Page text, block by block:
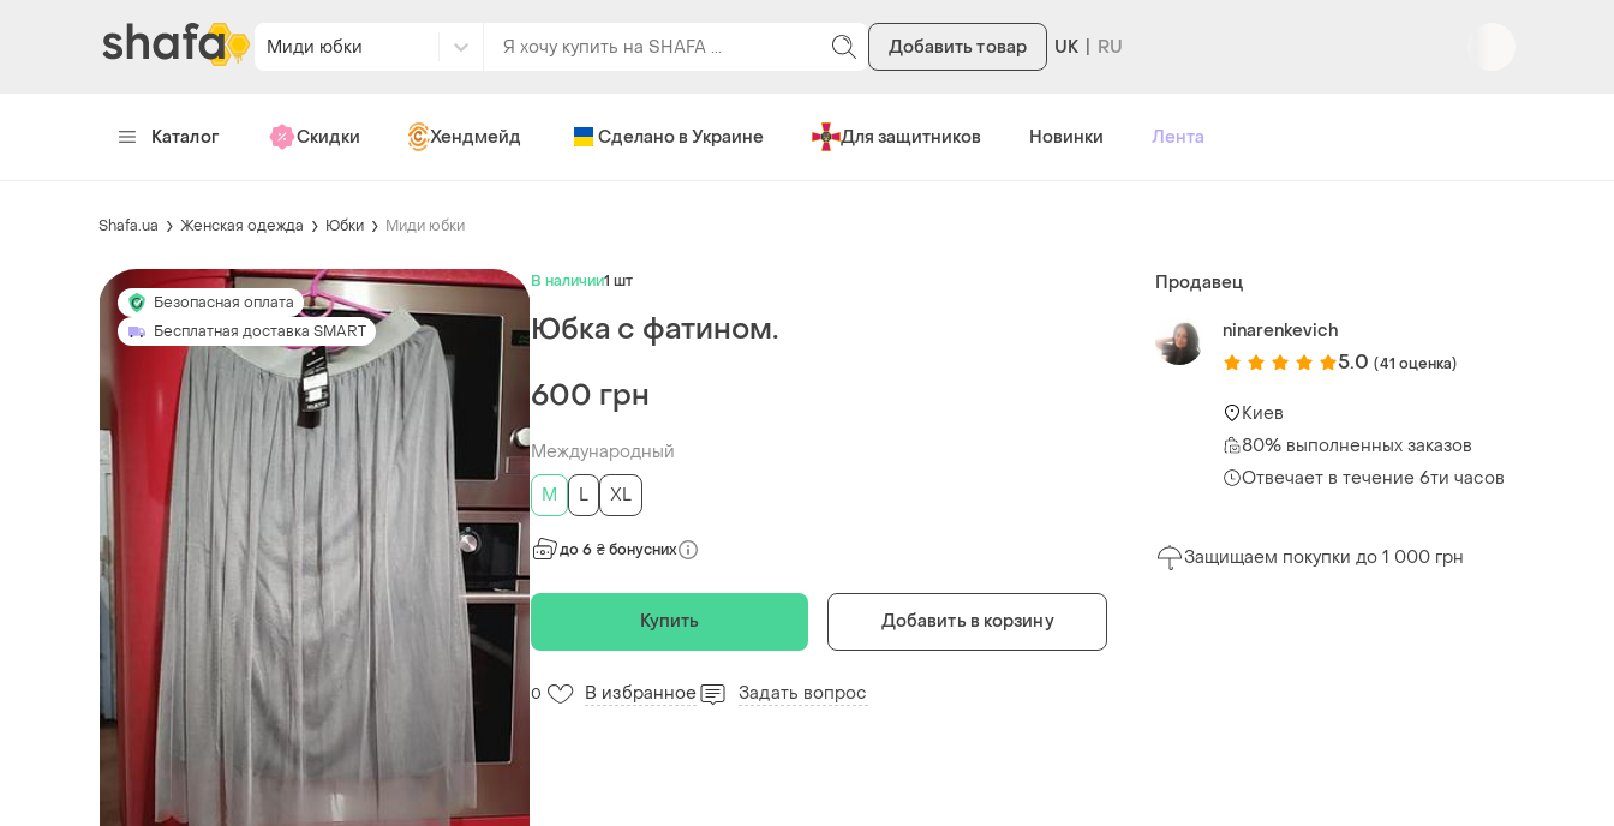
Миди юбки Добавить товар UK
Каталог Скидки Хендмейд Сделано в Украине Для защитников Новинки Лента
Shafa.ua Женская одежда Юбки Миди юбки
Безопасная оплата
Бесплатная доставка SMART
В наличии1 шт
Юбка с фатином.
600 грн
Международный
M
L XL
до 6 ₴ бонусних
Купить Добавить в корзину
0 В избранное Задать вопрос
Продавец
ninarenkevich
5.0 (41 оценка)
Киев
80% выполненных заказов
Отвечает в течение 6ти часов
Защищаем покупки до 1 000 грн